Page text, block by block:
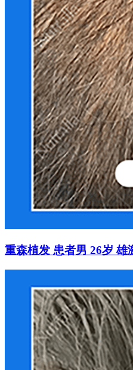
重森植发 患者男 26岁 雄